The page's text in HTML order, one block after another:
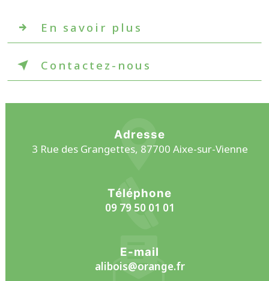
En savoir plus
Contactez-nous
Adresse
3 Rue des Grangettes, 87700 Aixe-sur-Vienne
Téléphone
09 79 50 01 01
E-mail
alibois@orange.fr